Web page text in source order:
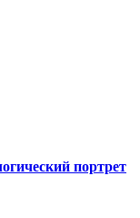
портрет